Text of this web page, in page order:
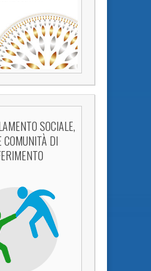
SOCIALE,
COMUNITÀ DI